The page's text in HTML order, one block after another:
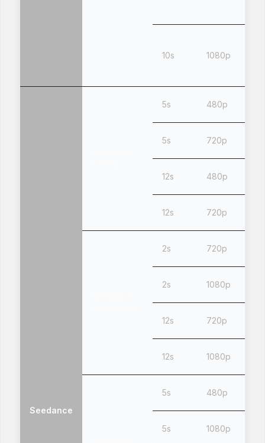
10s 1080p
Seedance
5s 480p
5s 720p
12s 480p
12s 720p
2s 720p
2s 1080p
12s 720p
12s 1080p
5s 480p
5s 1080p